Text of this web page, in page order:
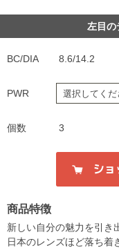
左目
BC/DIA 8.6/14.2
PWR
個数 3
商品特徴
新しい自分の魅力を引き
日本のレンズほど落ち着